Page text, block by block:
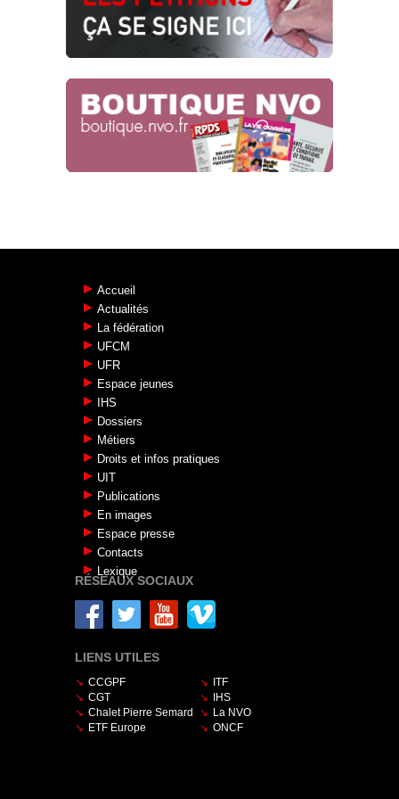
PRIVATISATION !
Service Public SNCF
LA CGT RÉSOLUMENT AUX CÔTÉS
DES CHEMINOT·E·S !
Service Public SNCF
17.06.2024
Accueil
Actualités
La fédération
UFCM
UFR
Espace jeunes
IHS
Dossiers
Métiers
Droits et infos pratiques
UIT
Publications
En images
Espace presse
Contacts
Lexique
RÉSEAUX SOCIAUX
LIENS UTILES
CCGPF
CGT
Chalet Pierre Semard
ETF Europe
ITF
IHS
La NVO
ONCF